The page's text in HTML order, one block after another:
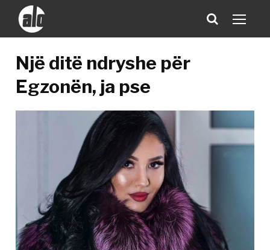
Një ditë ndryshe për
Egzonën, ja pse